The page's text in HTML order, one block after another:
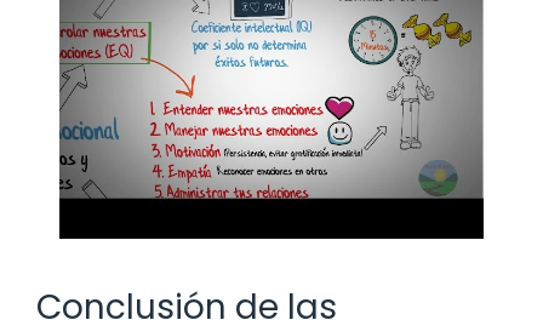
Conclusión de las